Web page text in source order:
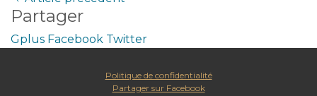
Partager
Gplus Facebook Twitter
Politique de confidentialité
Partager sur Facebook